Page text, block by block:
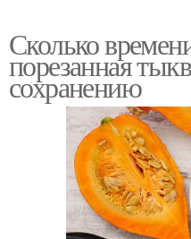
Сколько
порезанная
сохранению